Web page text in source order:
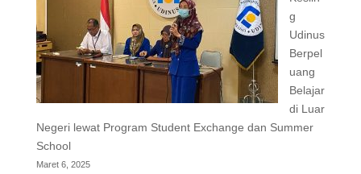
g
Udinus
Berpel
uang
Belajar
di Luar
Negeri lewat Program Student Exchange dan Summer
School
Maret 6, 2025